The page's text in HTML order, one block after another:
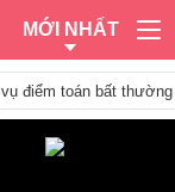
MỚI NHẤT
vụ điểm toán bất